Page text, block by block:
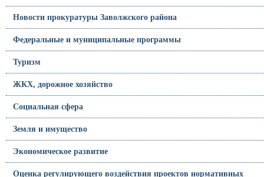
Новости прокуратуры Заволжского района
Федеральные и муниципальные программы
Туризм
ЖКХ, дорожное хозяйство
Социальная сфера
Земля и имущество
Экономическое развитие
Оценка регулирующего воздействия проектов нормативных